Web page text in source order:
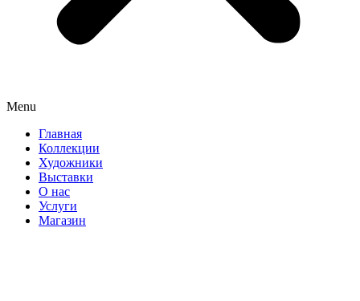
Menu
Главная
Коллекции
Художники
Выставки
О нас
Услуги
Магазин